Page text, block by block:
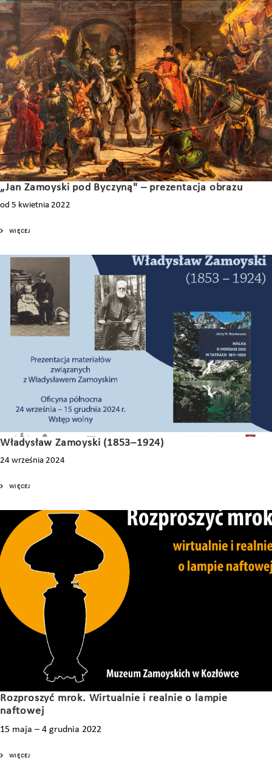
„Jan Zamoyski pod Byczyną" – prezentacja obrazu
od 5 kwietnia 2022
WIĘCEJ
Władysław Zamoyski (1853–1924)
24 września 2024
WIĘCEJ
Rozproszyć mrok. Wirtualnie i realnie o lampie
naftowej
15 maja – 4 grudnia 2022
WIĘCEJ